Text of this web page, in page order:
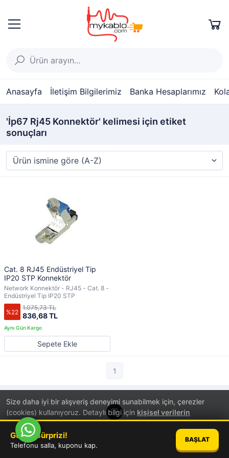
Anasayfa İletişim Bilgilerimiz Banka Hesaplarımız
Size daha iyi bir alışveriş deneyimi sunabilmek için, çerezler
(cookies) kullanıyoruz. Detaylı bilgi için kişisel verilerin
korunmasıhakkında aydınlatma metnini inceleyebilirsiniz.
'İp67 Rj45 Konnektör' kelimesi için etiket
sonuçları
Cat. 8 RJ45 Endüstriyel Tip
IP20 STP Konnektör
Network Konnektör - RJ45 - Cat. 8 -
Endüstriyel Tip IP20 STP
%22 836,68 TL
1.075,73 TL
Sepete Ekle
1
PlatinMarket İle Hazırlanmıştır.
Günün Sürprizi!
Telefonu salla, kuponu kap.
BAŞLAT